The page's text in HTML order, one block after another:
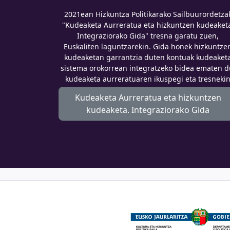
2021ean Hizkuntza Politikarako
"Kudeaketa Aurreratua eta hizkuntzen
Integraziorako Gida" tresna garatu zuen,
Euskaliten laguntzarekin. Gida honek
kudeaketan garrantzia duten kontuak
sistema orokorrean integratzeko bidea ematen
kudeaketa aurreratuaren ikuspegi eta tresnekin
lerrokatuta.
Kudeaketa Aurreratua eta hizkuntzen
kudeaketa. Integraziorako Gida